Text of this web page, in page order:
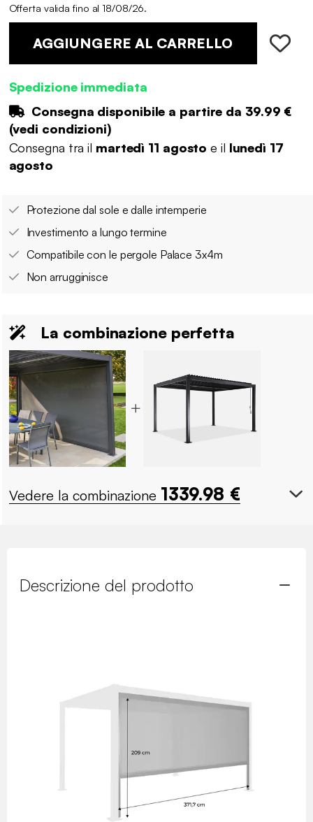
Offerta valida fino al 18/08/26.
AGGIUNGERE AL CARRELLO
Spedizione immediata
Consegna disponibile a partire da 39.99 €
(vedi condizioni)
Consegna tra il martedì 11 agosto e il lunedì 17
agosto
Protezione dal sole e dalle intemperie
Investimento a lungo termine
Compatibile con le pergole Palace 3x4m
Non arrugginisce
La combinazione perfetta
Vedere la combinazione 1339.98 €
Descrizione del prodotto